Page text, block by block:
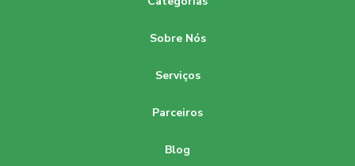
Sobre Nós
Serviços
Parceiros
Blog